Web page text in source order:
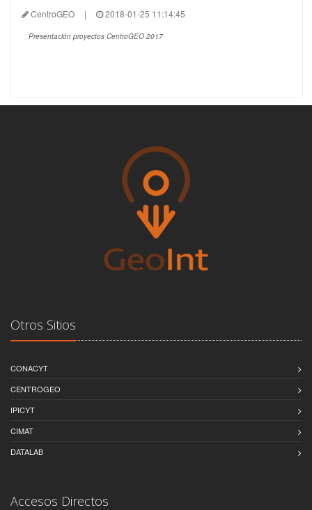
CentroGEO | 2018-01-25 11:14:45
Presentación proyectos CentroGEO 2017
Otros Sitios
CONACYT
CENTROGEO
IPICYT
CIMAT
DATALAB
Accesos Directos